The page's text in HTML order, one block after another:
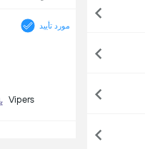
مورد تأیید
Vipers